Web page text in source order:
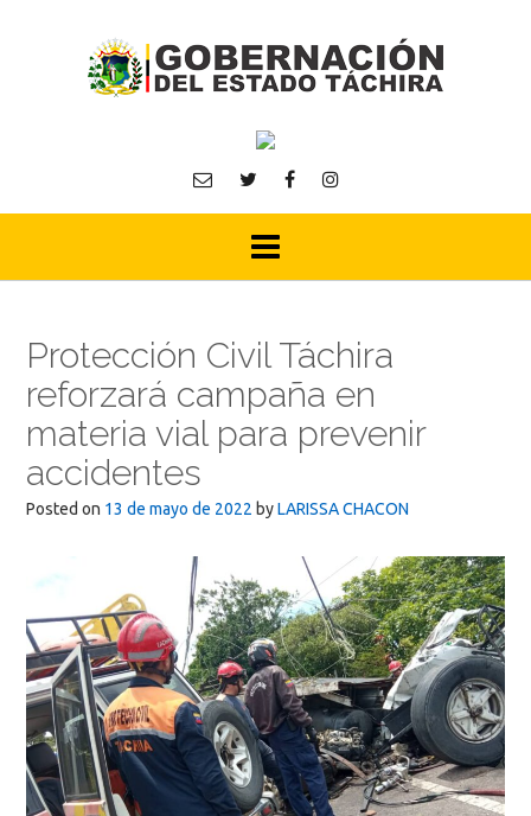
Protección Civil Táchira
reforzará campaña en
materia vial para prevenir
accidentes
Posted on 13 de mayo de 2022 byLARISSA CHACON